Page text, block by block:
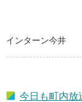
インターン今井
今日も町内放